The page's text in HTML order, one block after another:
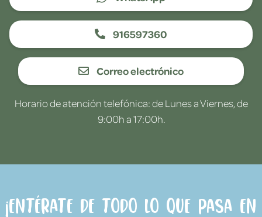
916597360
Correo electrónico
Horario de atención telefónica: de Lunes a Viernes, de
9:00h a 17:00h.
¡Entérate de todo lo que pasa en